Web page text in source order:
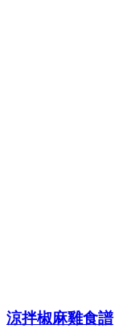
涼拌椒麻雞食譜